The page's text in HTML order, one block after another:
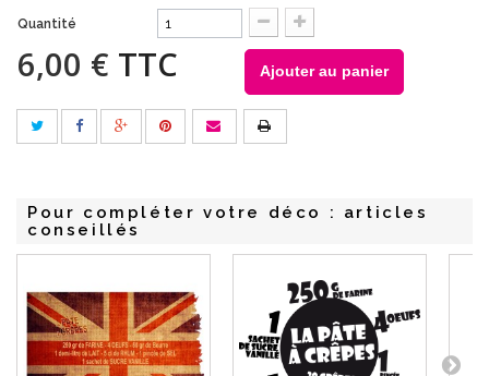
Quantité
6,00 € TTC Ajouter au panier
Pour compléter votre déco : articles
conseillés